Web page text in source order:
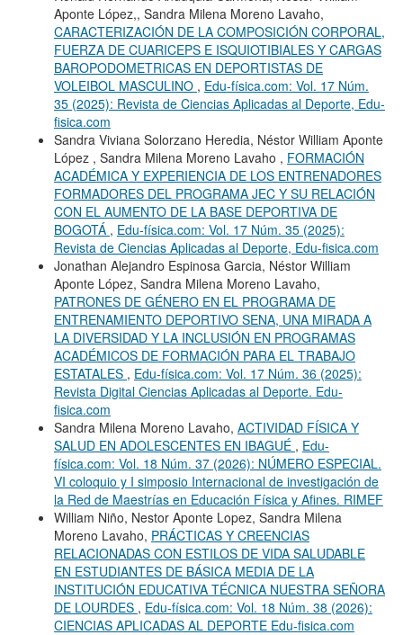
Aponte López,, Sandra Milena Moreno Lavaho,
CARACTERIZACIÓN DE LA COMPOSICIÓN CORPORAL,
FUERZA DE CUARICEPS E ISQUIOTIBIALES Y CARGAS
BAROPODOMETRICAS EN DEPORTISTAS DE
VOLEIBOL MASCULINO , Edu-física.com: Vol. 17 Núm.
35 (2025): Revista de Ciencias Aplicadas al Deporte, Edu-
fisica.com
Sandra Viviana Solorzano Heredia, Néstor William Aponte
López , Sandra Milena Moreno Lavaho , FORMACIÓN
ACADÉMICA Y EXPERIENCIA DE LOS ENTRENADORES
FORMADORES DEL PROGRAMA JEC Y SU RELACIÓN
CON EL AUMENTO DE LA BASE DEPORTIVA DE
BOGOTÁ , Edu-física.com: Vol. 17 Núm. 35 (2025):
Revista de Ciencias Aplicadas al Deporte, Edu-fisica.com
Jonathan Alejandro Espinosa Garcia, Néstor William
Aponte López, Sandra Milena Moreno Lavaho,
PATRONES DE GÉNERO EN EL PROGRAMA DE
ENTRENAMIENTO DEPORTIVO SENA, UNA MIRADA A
LA DIVERSIDAD Y LA INCLUSIÓN EN PROGRAMAS
ACADÉMICOS DE FORMACIÓN PARA EL TRABAJO
ESTATALES , Edu-física.com: Vol. 17 Núm. 36 (2025):
Revista Digital Ciencias Aplicadas al Deporte. Edu-
fisica.com
Sandra Milena Moreno Lavaho, ACTIVIDAD FÍSICA Y
SALUD EN ADOLESCENTES EN IBAGUÉ , Edu-
física.com: Vol. 18 Núm. 37 (2026): NÚMERO ESPECIAL.
VI coloquio y I simposio Internacional de investigación de
la Red de Maestrías en Educación Física y Afines. RIMEF
William Niño, Nestor Aponte Lopez, Sandra Milena
Moreno Lavaho, PRÁCTICAS Y CREENCIAS
RELACIONADAS CON ESTILOS DE VIDA SALUDABLE
EN ESTUDIANTES DE BÁSICA MEDIA DE LA
INSTITUCIÓN EDUCATIVA TÉCNICA NUESTRA SEÑORA
DE LOURDES , Edu-física.com: Vol. 18 Núm. 38 (2026):
CIENCIAS APLICADAS AL DEPORTE Edu-fisica.com